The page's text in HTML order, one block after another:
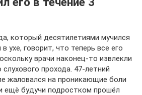
который десятилетиями мучился
ухе, говорит, что теперь все его
врачи наконец-то извлекли
слухового прохода. 47-летний
жаловался на проникающие боли
ещё будучи подростком прошёл